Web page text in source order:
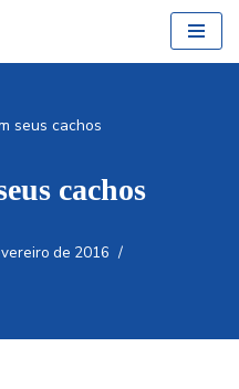
seus cachos
cachos
de 2016